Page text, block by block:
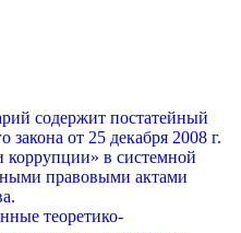
содержит постатейный
от 25 декабря 2008 г.
в системной
правовыми актами
теоретико-